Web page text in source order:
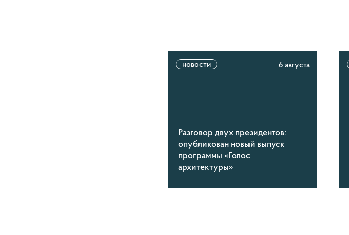
новости 6 августа
Разговор двух президентов:
опубликован новый выпуск
программы «Голос
архитектуры»